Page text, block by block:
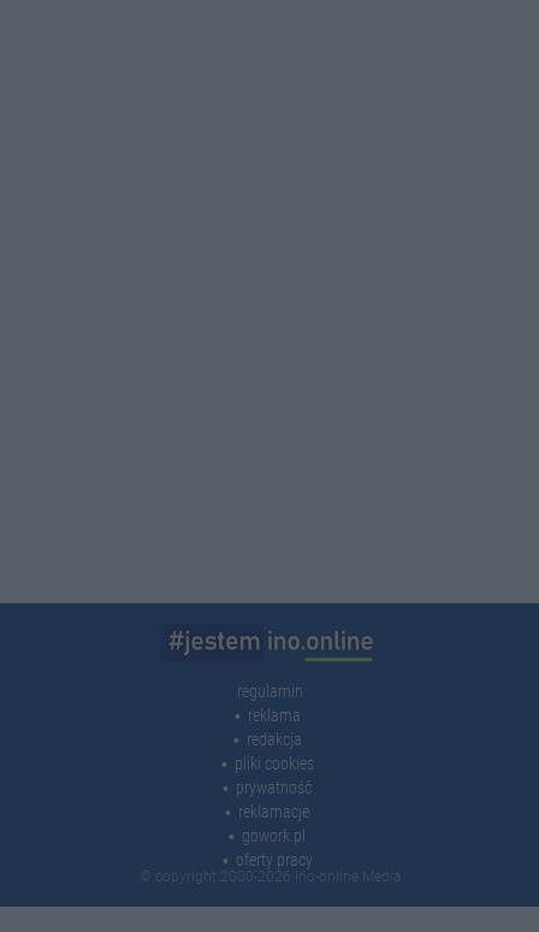
regulamin
reklama
redakcja
pliki cookies
prywatność
reklamacje
gowork.pl
oferty pracy
© copyright 2000-2026 Ino-online Media